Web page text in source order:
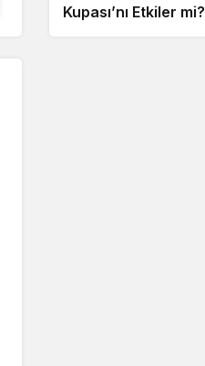
Kupası’nı Etkiler mi?